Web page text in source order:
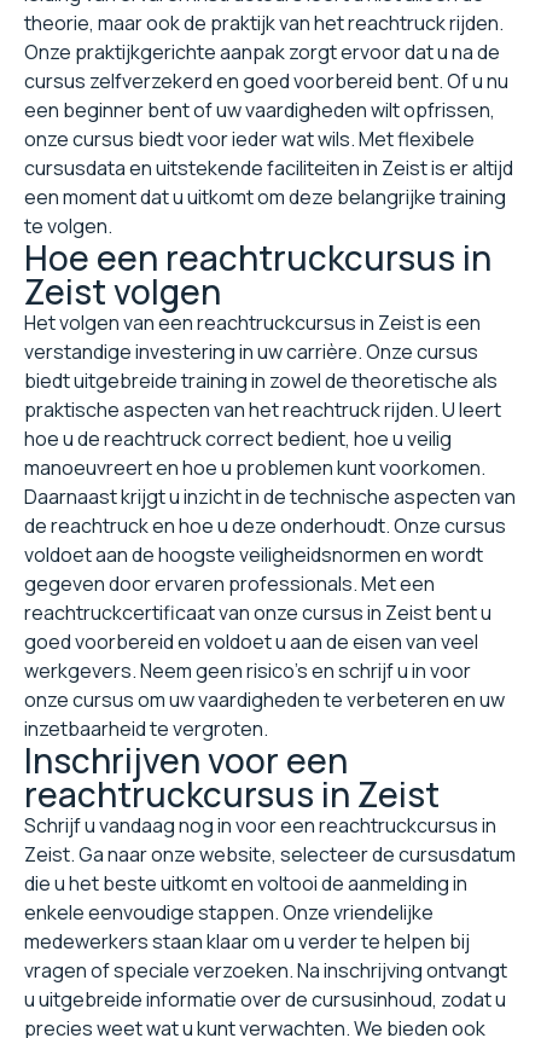
theorie, maar ook de praktijk van het reachtruck rijden.
Onze praktijkgerichte aanpak zorgt ervoor dat u na de
cursus zelfverzekerd en goed voorbereid bent. Of u nu
een beginner bent of uw vaardigheden wilt opfrissen,
onze cursus biedt voor ieder wat wils. Met flexibele
cursusdata en uitstekende faciliteiten in Zeist is er altijd
een moment dat u uitkomt om deze belangrijke training
te volgen.
Hoe een reachtruckcursus in
Zeist volgen
Het volgen van een reachtruckcursus in Zeist is een
verstandige investering in uw carrière. Onze cursus
biedt uitgebreide training in zowel de theoretische als
praktische aspecten van het reachtruck rijden. U leert
hoe u de reachtruck correct bedient, hoe u veilig
manoeuvreert en hoe u problemen kunt voorkomen.
Daarnaast krijgt u inzicht in de technische aspecten van
de reachtruck en hoe u deze onderhoudt. Onze cursus
voldoet aan de hoogste veiligheidsnormen en wordt
gegeven door ervaren professionals. Met een
reachtruckcertificaat van onze cursus in Zeist bent u
goed voorbereid en voldoet u aan de eisen van veel
werkgevers. Neem geen risico's en schrijf u in voor
onze cursus om uw vaardigheden te verbeteren en uw
inzetbaarheid te vergroten.
Inschrijven voor een
reachtruckcursus in Zeist
Schrijf u vandaag nog in voor een reachtruckcursus in
Zeist. Ga naar onze website, selecteer de cursusdatum
die u het beste uitkomt en voltooi de aanmelding in
enkele eenvoudige stappen. Onze vriendelijke
medewerkers staan klaar om u verder te helpen bij
vragen of speciale verzoeken. Na inschrijving ontvangt
u uitgebreide informatie over de cursusinhoud, zodat u
precies weet wat u kunt verwachten. We bieden ook